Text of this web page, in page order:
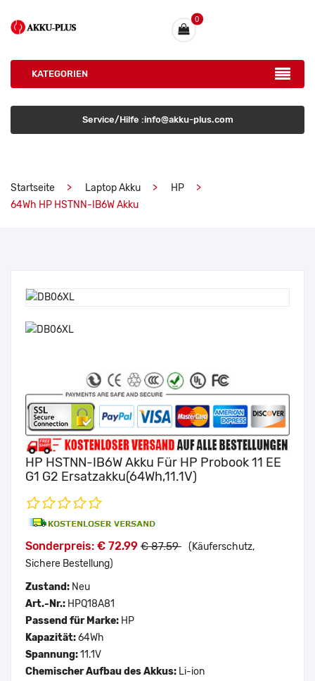
0
KATEGORIEN
Service/Hilfe :info@akku-plus.com
Startseite Laptop Akku
HP
64Wh HP HSTNN-IB6W Akku
HP HSTNN-IB6W Akku Für HP Probook 11 EE
G1 G2 Ersatzakku(64Wh,11.1V)
Sonderpreis: € 72.99 € 87.59 (Käuferschutz,
Sichere Bestellung)
Zustand: Neu
Art.-Nr.: HPQ18A81
Passend für Marke: HP
Kapazität:64Wh
Spannung:11.1V
Chemischer Aufbau des Akkus: Li-ion